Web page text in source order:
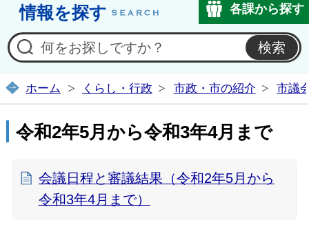
情報を探す 各課から探す
ホーム くらし・行政 市政・市の紹介 市議
令和2年5月から令和3年4月まで
会議日程と審議結果（令和2年5月から
令和3年4月まで）